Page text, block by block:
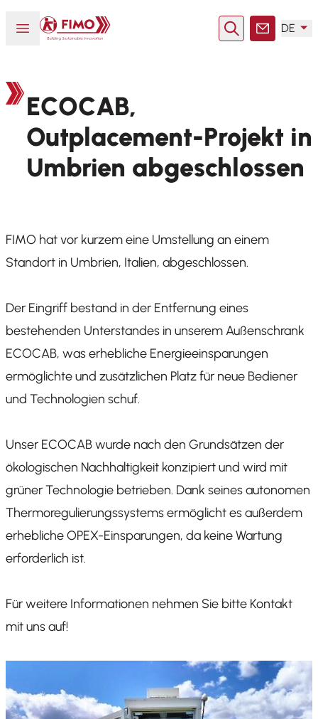
Menü öffnen oder schließen
Zurück zur Startseite
SucheKontakt
DE
ECOCAB,
Outplacement-Projekt in
Umbrien abgeschlossen
FIMO hat vor kurzem eine Umstellung an einem
Standort in Umbrien, Italien, abgeschlossen.
Der Eingriff bestand in der Entfernung eines
bestehenden Unterstandes in unserem Außenschrank
ECOCAB, was erhebliche Energieeinsparungen
ermöglichte und zusätzlichen Platz für neue Bediener
und Technologien schuf.
Unser ECOCAB wurde nach den Grundsätzen der
ökologischen Nachhaltigkeit konzipiert und wird mit
grüner Technologie betrieben. Dank seines autonomen
Thermoregulierungssystems ermöglicht es außerdem
erhebliche OPEX-Einsparungen, da keine Wartung
erforderlich ist.
Für weitere Informationen nehmen Sie bitte Kontakt
mit uns auf!